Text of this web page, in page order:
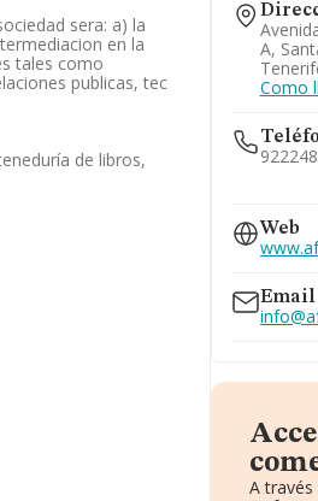
sera: a) la
en la
tales como
publicas, tec
de libros,
A,
Como
Web
Email
A